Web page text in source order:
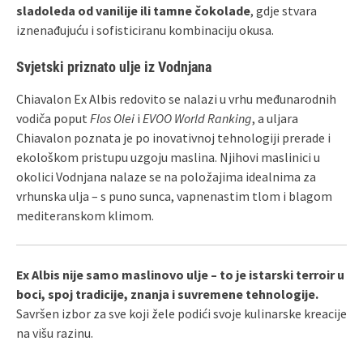
sladoleda od vanilije ili tamne čokolade, gdje stvara
iznenađujuću i sofisticiranu kombinaciju okusa.
Svjetski priznato ulje iz Vodnjana
Chiavalon Ex Albis redovito se nalazi u vrhu međunarodnih
vodiča poput Flos Olei i EVOO World Ranking, a uljara
Chiavalon poznata je po inovativnoj tehnologiji prerade i
ekološkom pristupu uzgoju maslina. Njihovi maslinici u
okolici Vodnjana nalaze se na položajima idealnima za
vrhunska ulja – s puno sunca, vapnenastim tlom i blagom
mediteranskom klimom.
Ex Albis nije samo maslinovo ulje – to je istarski terroir u
boci, spoj tradicije, znanja i suvremene tehnologije.
Savršen izbor za sve koji žele podići svoje kulinarske kreacije
na višu razinu.